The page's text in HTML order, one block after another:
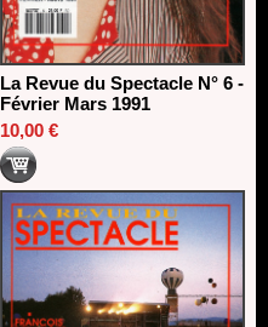
La Revue du Spectacle N° 6 -
Février Mars 1991
10,00 €